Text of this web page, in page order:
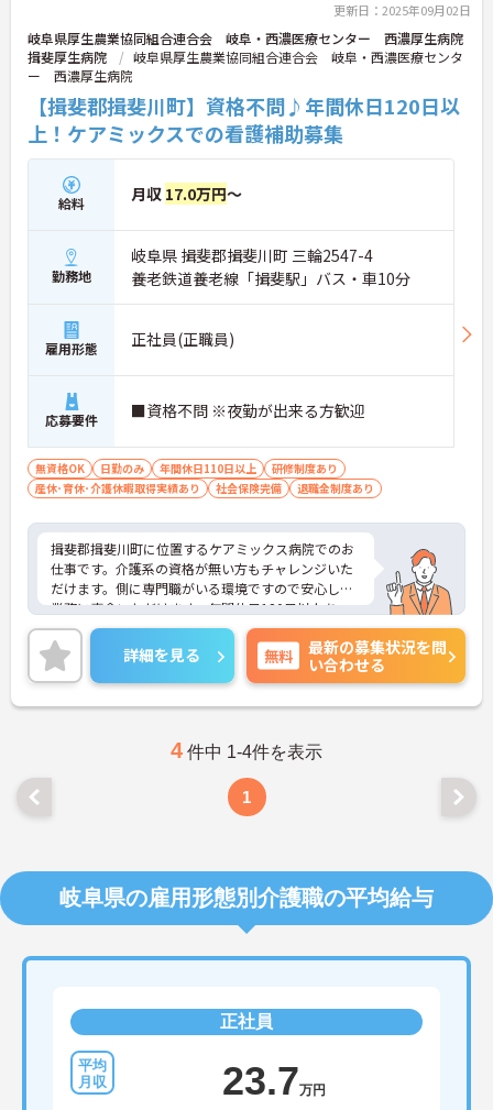
更新日：2025年09月02日
岐阜県厚生農業協同組合連合会 岐阜・西濃医療センター 西濃厚生病院
揖斐厚生病院
岐阜県厚生農業協同組合連合会 岐阜・西濃医療センタ
ー 西濃厚生病院
【揖斐郡揖斐川町】資格不問♪年間休日120日以
上！ケアミックスでの看護補助募集
給料 月収 17.0万円～
勤務地
岐阜県 揖斐郡揖斐川町 三輪2547-4
養老鉄道養老線「揖斐駅」バス・車10分
雇用形態 正社員(正職員)
応募要件 ■資格不問 ※夜勤が出来る方歓迎
無資格OK 日勤のみ 年間休日110日以上
研修制度あり
産休･育休･介護休暇取得実績あり
社会保険完備 退職金制度あり
揖斐郡揖斐川町に位置するケアミックス病院でのお
仕事です。介護系の資格が無い方もチャレンジいた
だけます。側に専門職がいる環境ですので安心して
業務に専念いただけます。年間休日120日以上あ
り、ワークライフバランスを重視した働き方も叶い
ます。ご興味のある方には、面接対策ポイントな
ど、さらに詳細をお話しいたしますのでお気軽にご
相談ください！
詳細を見る 無料
最新の募集状況を問
い合わせる
4 件中 1-4件を表示
1
岐阜県の雇用形態別介護職の平均給与
正社員
23.7万円